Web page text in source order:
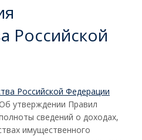
Российской
Российской Федерации
утверждении Правил
сведений о доходах,
имущественного